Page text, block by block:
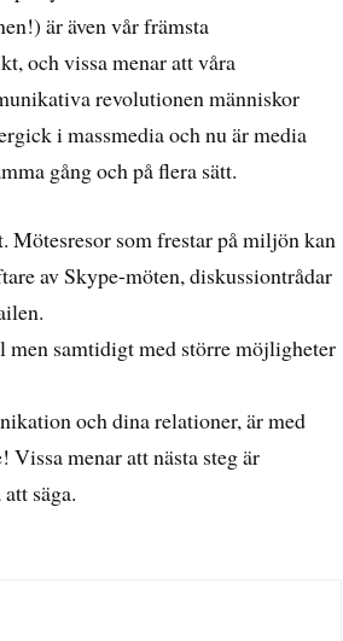
är även vår främsta
och vissa menar att våra
revolutionen människor
i massmedia och nu är media
gång och på flera sätt.
Mötesresor som frestar på miljön kan
av Skype-möten, diskussiontrådar
men samtidigt med större möjligheter
och dina relationer, är med
menar att nästa steg är
säga.